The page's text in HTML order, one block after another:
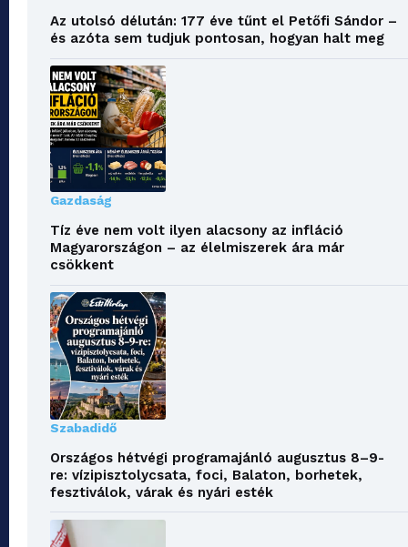
Az utolsó délután: 177 éve tűnt el Petőfi Sándor –
és azóta sem tudjuk pontosan, hogyan halt meg
Gazdaság
Tíz éve nem volt ilyen alacsony az infláció
Magyarországon – az élelmiszerek ára már
csökkent
Szabadidő
Országos hétvégi programajánló augusztus 8–9-
re: vízipisztolycsata, foci, Balaton, borhetek,
fesztiválok, várak és nyári esték